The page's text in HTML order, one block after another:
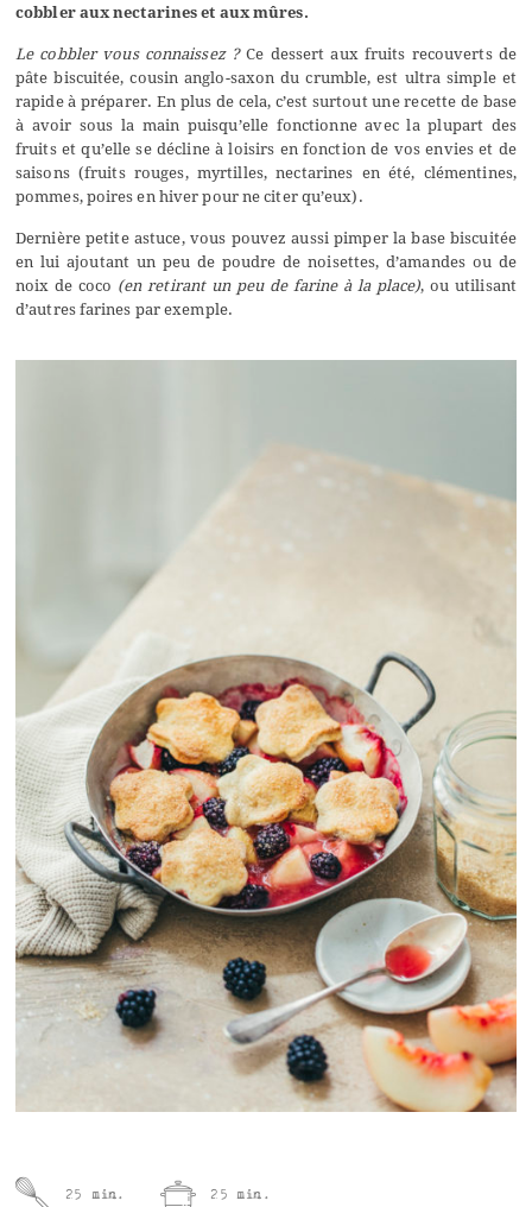
cobbler aux nectarines et aux mûres.
Le cobbler vous connaissez ?Ce dessert aux fruits recouverts de
pâte biscuitée, cousin anglo-saxon du crumble, est ultra simple et
rapide à préparer. En plus de cela, c’est surtout une recette de base
à avoir sous la main puisqu’elle fonctionne avec la plupart des
fruits et qu’elle se décline à loisirs en fonction de vos envies et de
saisons (fruits rouges, myrtilles, nectarines en été, clémentines,
pommes, poires en hiver pour ne citer qu’eux).
Dernière petite astuce, vous pouvez aussi pimper la base biscuitée
en lui ajoutant un peu de poudre de noisettes, d’amandes ou de
noix de coco (en retirant un peu de farine à la place), ou utilisant
d’autres farines par exemple.
25 min. 25 min.